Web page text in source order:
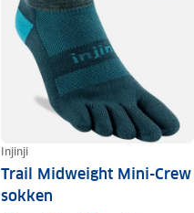
Injinji
Trail Midweight Mini-Crew
sokken